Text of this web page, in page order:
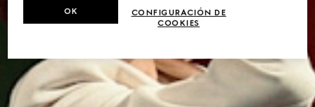
CONFIGURACIÓN DE
COOKIES
OK